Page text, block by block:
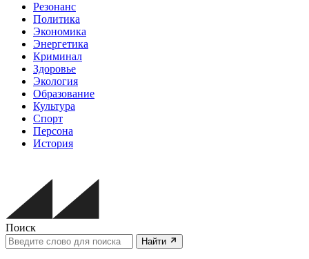
Резонанс
Политика
Экономика
Энергетика
Криминал
Здоровье
Экология
Образование
Культура
Спорт
Персона
История
Поиск
Найти